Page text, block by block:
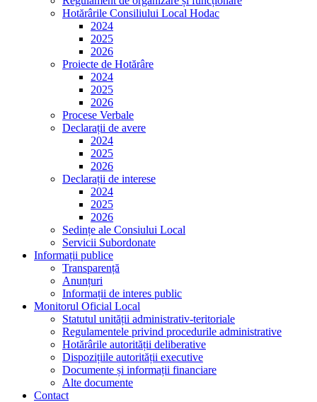
Hotărârile Consiliului Local Hodac
2024
2025
2026
Proiecte de Hotărâre
2024
2025
2026
Procese Verbale
Declarații de avere
2024
2025
2026
Declarații de interese
2024
2025
2026
Sedințe ale Consiului Local
Servicii Subordonate
Informații publice
Transparență
Anunțuri
Informații de interes public
Monitorul Oficial Local
Statutul unității administrativ-teritoriale
Regulamentele privind procedurile administrative
Hotărârile autorității deliberative
Dispozițiile autorității executive
Documente și informații financiare
Alte documente
Contact